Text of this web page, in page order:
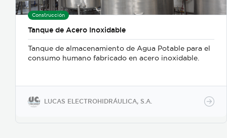
Construcción
Tanque de Acero Inoxidable
Tanque de almacenamiento de Agua Potable para el
consumo humano fabricado en acero inoxidable.
LUCAS ELECTROHIDRÁULICA, S.A.